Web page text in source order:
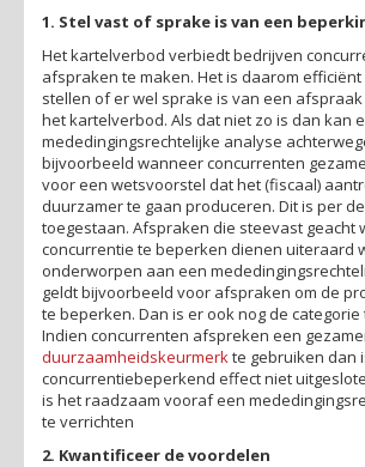
1. Stel vast of sprake is van een
Het kartelverbod verbiedt bedrijven
afspraken te maken. Het is daarom
stellen of er wel sprake is van een
het kartelverbod. Als dat niet zo is dan kan
mededingingsrechtelijke analyse
bijvoorbeeld wanneer concurrenten
voor een wetsvoorstel dat het (fiscaal)
duurzamer te gaan produceren. Dit is per
toegestaan. Afspraken die steevast geacht
concurrentie te beperken dienen uiteraard
onderworpen aan een
geldt bijvoorbeeld voor afspraken om de
te beperken. Dan is er ook nog de
Indien concurrenten afspreken een
duurzaamheidskeurmerk te gebruiken dan
concurrentiebeperkend effect niet
is het raadzaam vooraf een
te verrichten
2. Kwantificeer de voordelen